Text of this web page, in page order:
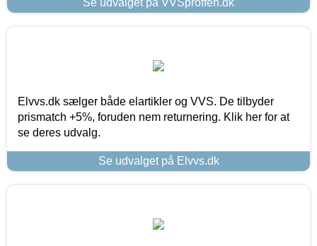
Elvvs.dk sælger både elartikler og VVS. De tilbyder
prismatch +5%, foruden nem returnering. Klik her for at
se deres udvalg.
Se udvalget på Elvvs.dk